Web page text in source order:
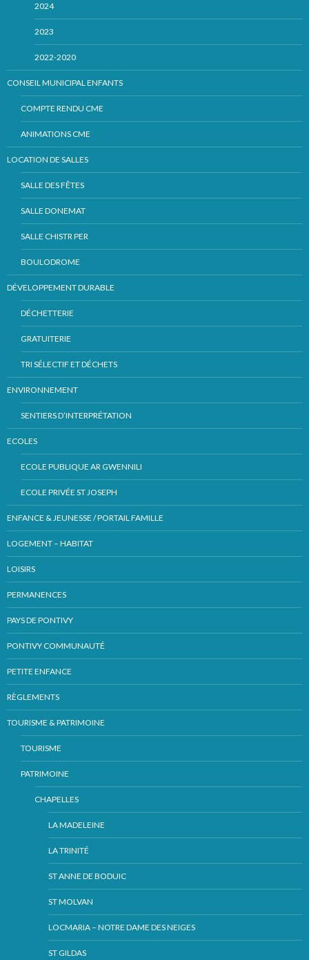
2024
2023
2022-2020
CONSEIL MUNICIPAL ENFANTS
COMPTE RENDU CME
ANIMATIONS CME
LOCATION DE SALLES
SALLE DES FÊTES
SALLE DONEMAT
SALLE CHISTR PER
BOULODROME
DÉVELOPPEMENT DURABLE
DÉCHETTERIE
GRATUITERIE
TRI SÉLECTIF ET DÉCHETS
ENVIRONNEMENT
SENTIERS D’INTERPRÉTATION
ECOLES
ECOLE PUBLIQUE AR GWENNILI
ECOLE PRIVÉE ST JOSEPH
ENFANCE & JEUNESSE / PORTAIL FAMILLE
LOGEMENT – HABITAT
LOISIRS
PERMANENCES
PAYS DE PONTIVY
PONTIVY COMMUNAUTÉ
PETITE ENFANCE
RÈGLEMENTS
TOURISME & PATRIMOINE
TOURISME
PATRIMOINE
CHAPELLES
LA MADELEINE
LA TRINITÉ
ST ANNE DE BODUIC
ST MOLVAN
LOCMARIA – NOTRE DAME DES NEIGES
ST GILDAS